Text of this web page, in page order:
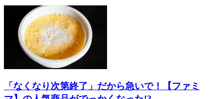
「なくなり次第終了」だから急いで！【ファミ